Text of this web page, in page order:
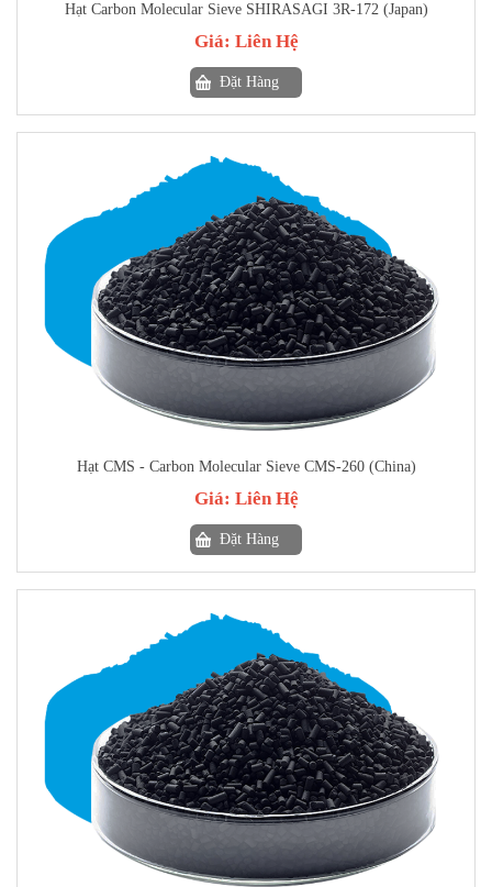
Hạt Carbon Molecular Sieve SHIRASAGI 3R-172 (Japan)
Giá: Liên Hệ
Đặt Hàng
Hạt CMS - Carbon Molecular Sieve CMS-260 (China)
Giá: Liên Hệ
Đặt Hàng